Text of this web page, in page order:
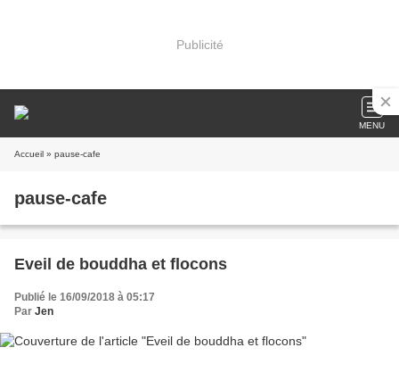
Publicité
MENU
Accueil » pause-cafe
pause-cafe
Eveil de bouddha et flocons
Publié le 16/09/2018 à 05:17
Par Jen